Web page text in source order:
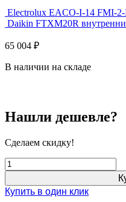
Electrolux EACO-I-14 FMI-
Daikin FTXM20R
65 004 ₽
В наличии на складе
Нашли дешевле?
Сделаем скидку!
Купить в один клик